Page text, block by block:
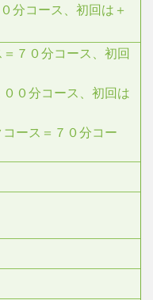
分コース、初回は＋
７０分コース、初回
０分コース、初回は
ース＝７０分コー